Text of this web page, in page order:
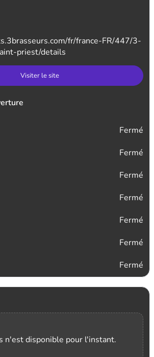
fr/france-FR/447/3-
priest/details
Visiter le site
Fermé
Fermé
Fermé
Fermé
Fermé
Fermé
Fermé
n'est disponible pour l'instant.